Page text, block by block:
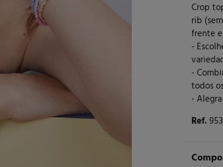
Crop
rib
frente e
-
-
todos
-
Ref.